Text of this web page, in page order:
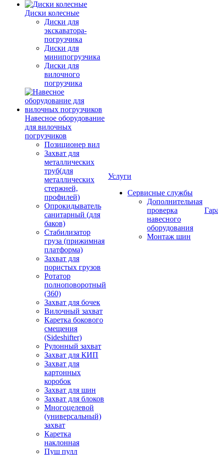
Диски колесные
Диски для
экскаватора-
погрузчика
Диски для
минипогрузчика
Диски для
вилочного
погрузчика
Навесное оборудование
для вилочных
погрузчиков
Позиционер вил
Захват для
металлических
труб(для
металлических
стержней,
профилей)
Опрокидыватель
санитарный (для
баков)
Стабилизатор
груза (прижимная
платформа)
Захват для
пористых грузов
Ротатор
полноповоротный
(360)
Захват для бочек
Вилочный захват
Каретка бокового
смещения
(Sideshifter)
Рулонный захват
Захват для КИП
Захват для
картонных
коробок
Захват для шин
Захват для блоков
Многоцелевой
(универсальный)
захват
Каретка
наклонная
Пуш пулл
Услуги
Сервисные службы
Дополнительная
проверка
навесного
оборудования
Монтаж шин